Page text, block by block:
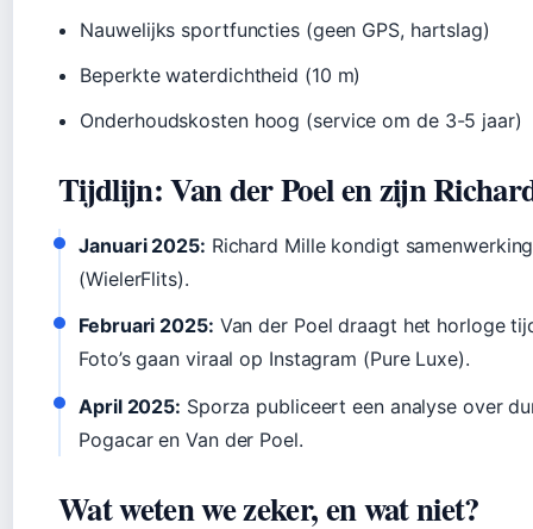
Nauwelijks sportfuncties (geen GPS, hartslag)
Beperkte waterdichtheid (10 m)
Onderhoudskosten hoog (service om de 3-5 jaar)
Tijdlijn: Van der Poel en zijn
Januari 2025: Richard Mille kondigt
(WielerFlits).
Februari 2025: Van der Poel draagt het horloge
Foto’s gaan viraal op Instagram (Pure Luxe).
April 2025: Sporza publiceert een analyse over
Pogacar en Van der Poel.
Wat weten we zeker, en wat niet?